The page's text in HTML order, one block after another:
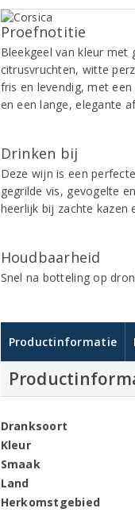
Proefnotitie
Bleekgeel van kleur met
citrusvruchten, witte
fris en levendig, met
en een lange, elegante
Drinken bij
Deze wijn is een
gegrilde vis, gevogelte
heerlijk bij zachte kazen
Houdbaarheid
Snel na botteling op
Productinformatie
Dranksoort
Kleur
Smaak
Land
Herkomstgebied